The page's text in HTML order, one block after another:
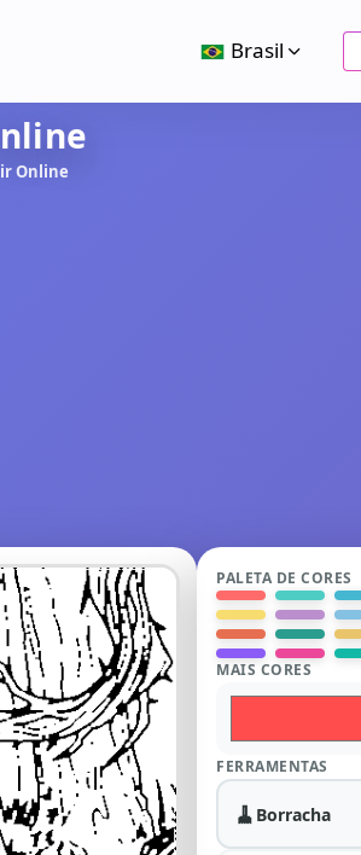
Brasil
Online
PALETA DE CORES
MAIS CORES
FERRAMENTAS
🧹 Borracha